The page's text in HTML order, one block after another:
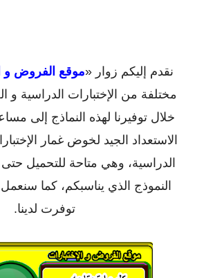
نقدم إليكم زوار «موقع الفروض و
مختلفة من الإختبارات الدراسية
خلال توفيرنا لهذه النماذج إلى
الاستعداد الجيد لخوض غمار
الدراسية، وهي متاحة للتحميل
النموذج الذي يناسبكم، كما
توفرت لدينا.